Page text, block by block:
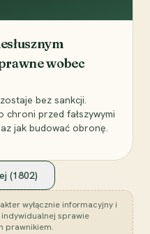
wobec
bez sankcji.
chroni przed fałszywymi
jak budować obronę.
(1802)
wyłącznie informacyjny i
sprawie
prawnikiem.